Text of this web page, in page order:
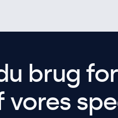
brug
vores